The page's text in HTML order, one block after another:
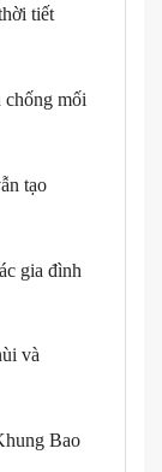
tiết
chống mối
tạo
gia đình
và
Bao